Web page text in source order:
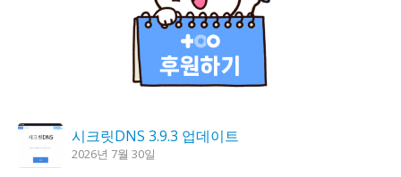
시크릿DNS 3.9.3 업데이트
2026년 7월 30일